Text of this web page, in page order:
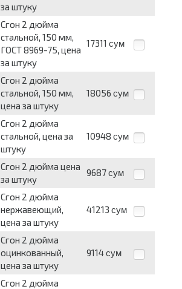
за штуку
Сгон 2 дюйма
стальной, 150 мм,
ГОСТ 8969-75, цена
за штуку
17311 сум
Сгон 2 дюйма
стальной, 150 мм,
цена за штуку
18056 сум
Сгон 2 дюйма
стальной, цена за
штуку
10948 сум
Сгон 2 дюйма цена
за штуку
9687 сум
Сгон 2 дюйма
нержавеющий,
цена за штуку
41213 сум
Сгон 2 дюйма
оцинкованный,
цена за штуку
9114 сум
Сгон 2 дюйма